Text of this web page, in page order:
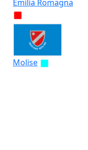
Emilia Romagna
Molise